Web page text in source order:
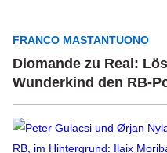
FRANCO MASTANTUONO
Diomande zu Real:
Wunderkind den RB-